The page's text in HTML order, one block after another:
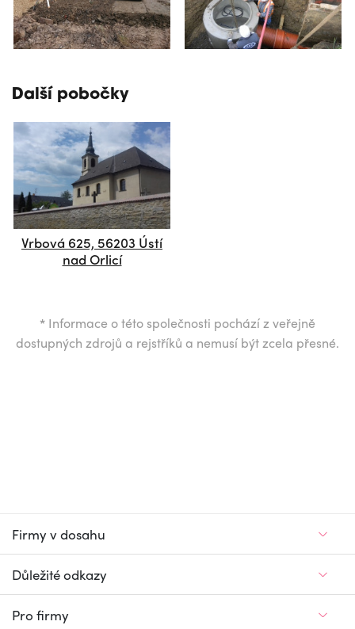
Další pobočky
Vrbová 625, 56203 Ústí
nad Orlicí
* Informace o této společnosti pochází z veřejně
dostupných zdrojů a rejstříků a nemusí být zcela přesné.
Firmy v dosahu
Důležité odkazy
Pro firmy